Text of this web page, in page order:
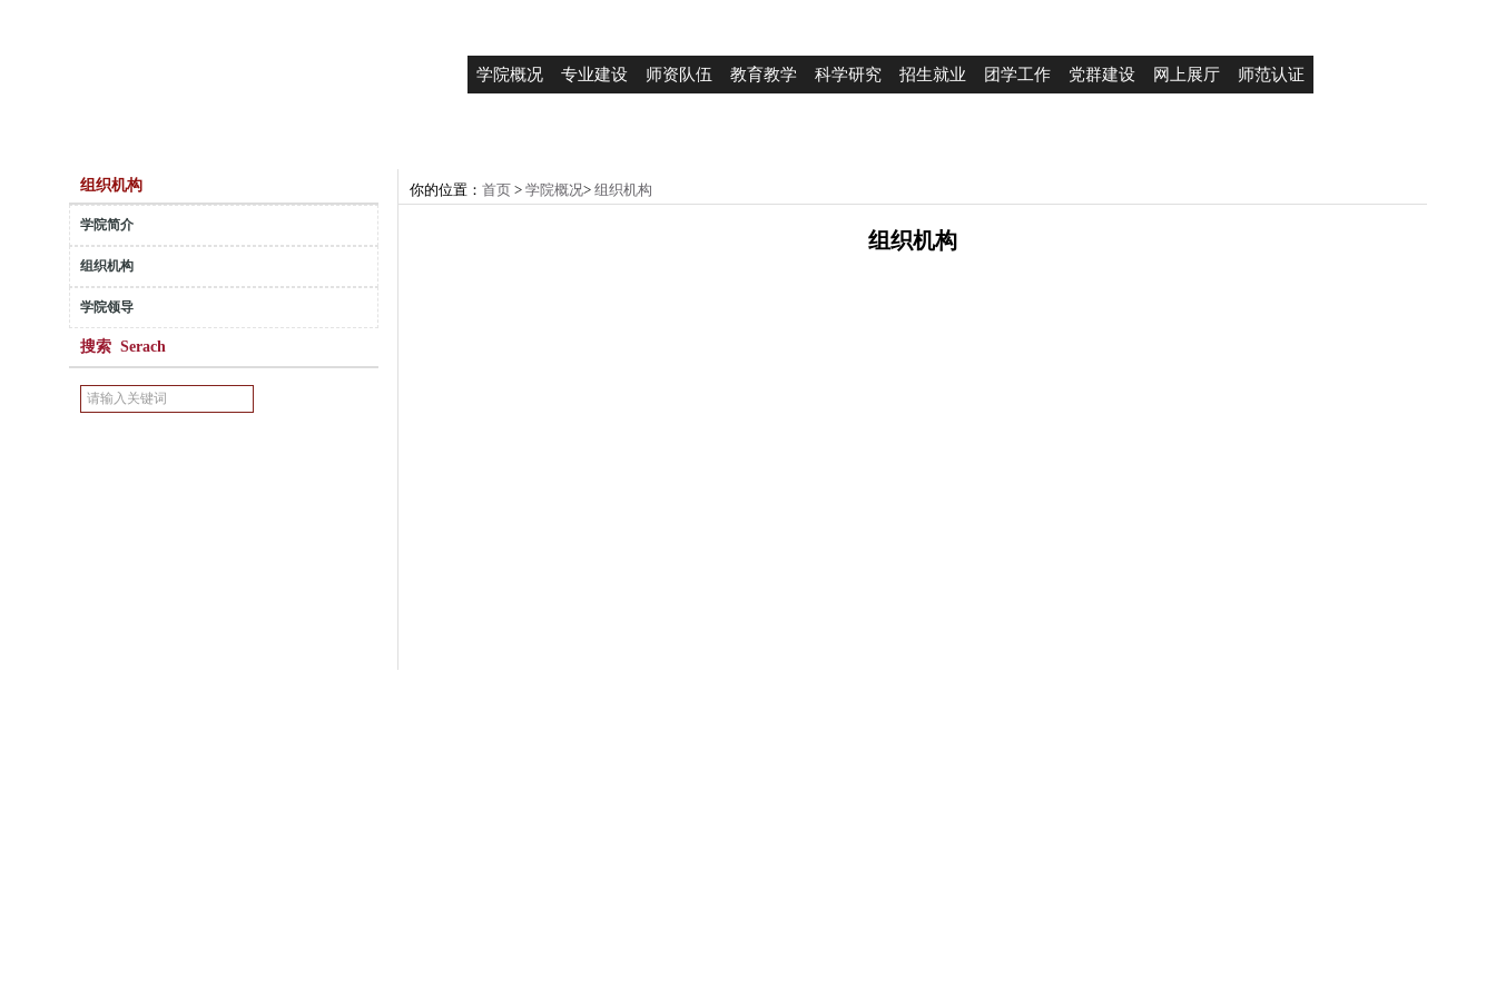
学院概况 专业建设 师资队伍 教育教学 科学研究 招生就业 团学工作 党群建设 网上展厅 师范认证
组织机构
学院简介
组织机构
学院领导
搜索 Serach
你的位置： 首页 > 学院概况> 组织机构
组织机构